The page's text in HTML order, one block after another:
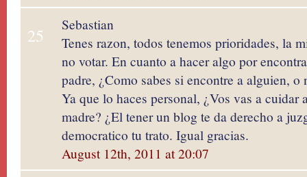
25
Sebastian
Tenes razon, todos tenemos prioridades, la
no votar. En cuanto a hacer algo por
padre, ¿Como sabes si encontre a alguien, o
Ya que lo haces personal, ¿Vos vas a cuidar
madre? ¿El tener un blog te da derecho a
democratico tu trato. Igual gracias.
August 12th, 2011 at 20:07